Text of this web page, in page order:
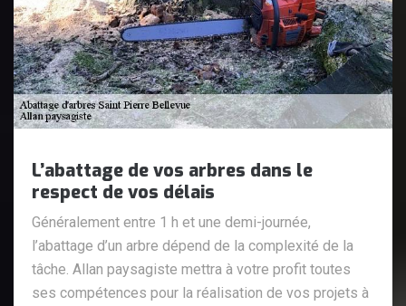
L’abattage de vos arbres dans le
respect de vos délais
Généralement entre 1 h et une demi-journée,
l’abattage d’un arbre dépend de la complexité de la
tâche. Allan paysagiste mettra à votre profit toutes
ses compétences pour la réalisation de vos projets à